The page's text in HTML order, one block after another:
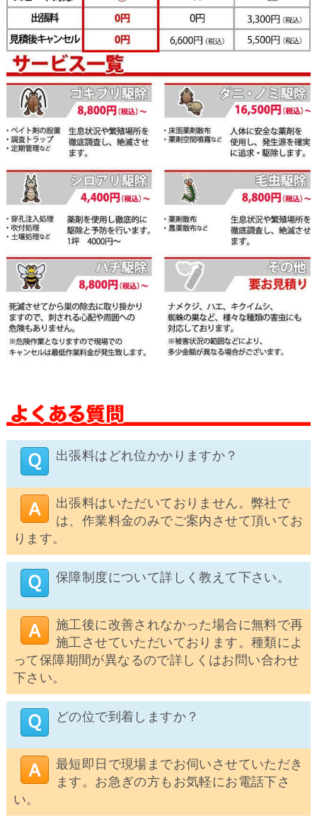
出張料はどれ位かかりますか？
出張料はいただいておりません。弊社で
は、作業料金のみでご案内させて頂いてお
ります。
保障制度について詳しく教えて下さい。
施工後に改善されなかった場合に無料で再
施工させていただいております。種類によ
って保障期間が異なるので詳しくはお問い合わせ
下さい。
どの位で到着しますか？
最短即日で現場までお伺いさせていただき
ます。お急ぎの方もお気軽にお電話下さ
い。